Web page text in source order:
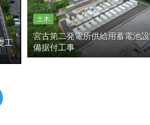
工
土木
宮古第二発電所供給用蓄電池設
備据付工事